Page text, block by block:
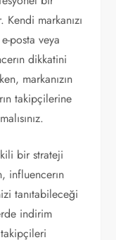
markanızı
posta veya
dikkatini
markanızın
takipçilerine
bir strateji
influencerın
tanıtabileceği
indirim